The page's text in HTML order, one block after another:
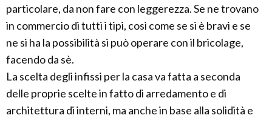
particolare, da non fare con leggerezza. Se ne trovano
in commercio di tutti i tipi, così come se si è bravi e se
ne si ha la possibilità si può operare con il bricolage,
facendo da sè.
La scelta degli infissi per la casa va fatta a seconda
delle proprie scelte in fatto di arredamento e di
architettura di interni, ma anche in base alla solidità e